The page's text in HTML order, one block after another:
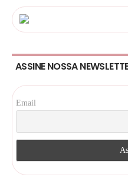
ASSINE NOSSA
Email